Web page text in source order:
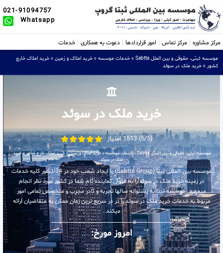
021-91094757
Whatsapp
مرکز مشاوره مرکز تماس امور قراردادها دعوت به همکاری خدمات
موسسه ثبتی، حقوقی و بین الملل Sabtta » خدمات موسسه » خرید املاک و زمین » خرید املاک خارج
کشور » خرید ملک در سوئد
خرید ملک در سوئد
(5/5) 1513 امتیاز
موسسه ثبتی، حقوقی و بین الملل Sabtta »خدمات موسسه»خرید املاک و زمین»خرید املاک خارج کشور»خرید
ملک در سوئد
موسسه بین المللی ثبتا (Sabtta Group) با ایجاد شعب خود در 34 کشور کلیه خدمات
در زمینه خرید ملک در سوئد را به عنوان نماینده تام شما در کشور مورد نظر انجام
میدهد . موسسه ثبتا به پشتوانه سالها تجربه و کادر مجرب و متخصص تمامی امور
مربوط به خدمات خرید ملک در سوئد را در در سریع ترین زمان ممکن به متقاضیان ارائه
میکند .
امروز مورخ: